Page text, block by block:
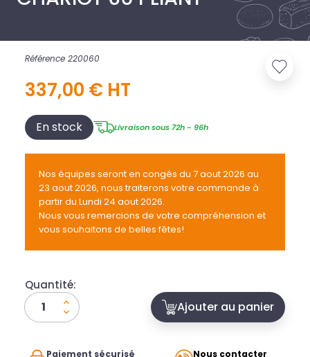
Référence 220060
337,00 € HT
En stock Livraison sous 72h - 96h
Nos équipes seront en congés du 7 aout 2026 au
23 aout 2026, nous traiterons votre commande à
partir du Lundi 24 aout 2026.
Nous vous remercions de votre compréhension et
vous souhaitons de belles fêtes!
Quantité:
Ajouter au panier
Paiement sécurisé
Nous contacter